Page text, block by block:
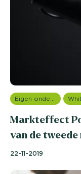
Eigen onderzoeken
Markteffect
van de
22-11-2019